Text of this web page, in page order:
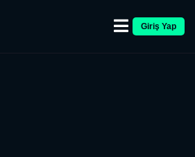
Giriş Yap